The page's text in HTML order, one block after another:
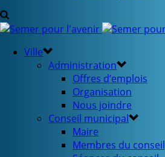
Ville
Administration
Offres d’emplois
Organisation
Nous joindre
Conseil municipal
Maire
Membres du conseil